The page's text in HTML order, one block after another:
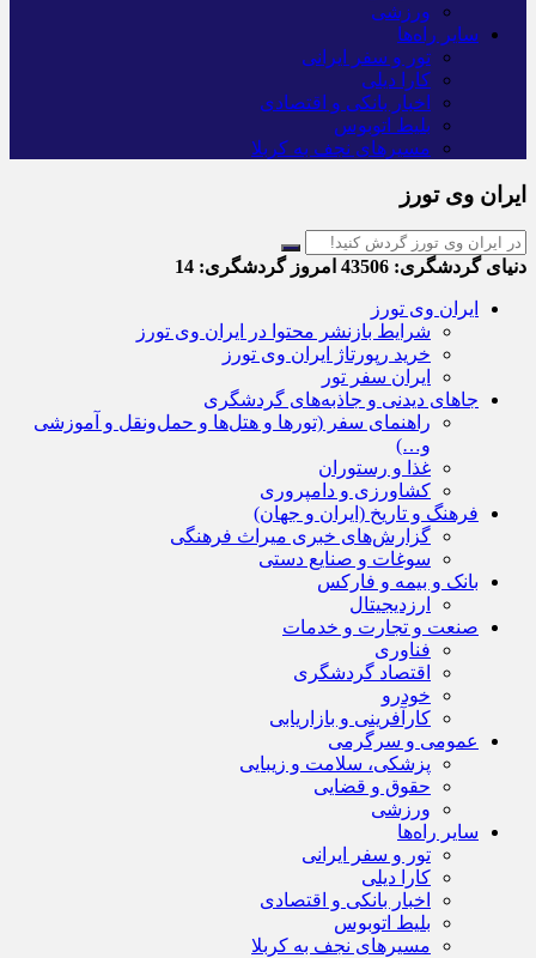
ورزشی
سایر راه‌ها
تور و سفر ایرانی
کارا دیلی
اخبار بانکی و اقتصادی
بلیط اتوبوس
مسیرهای نجف به کربلا
ایران وی تورز
دنیای گردشگری: امروز گردشگری:
ایران وی تورز
شرایط بازنشر محتوا در ایران وی تورز
خرید رپورتاژ ایران وی تورز
ایران سفر تور
جاهای دیدنی و جاذبه‌های گردشگری
راهنمای سفر (تورها و هتل‌ها و حمل‌و‌نقل و آموزشی
و…)
غذا و رستوران
کشاورزی و دامپروری
فرهنگ و تاریخ (ایران و جهان)
گزارش‌های خبری میراث فرهنگی
سوغات و صنایع دستی
بانک و بیمه و فارکس
ارزدیجیتال
صنعت و تجارت و خدمات
فناوری
اقتصاد گردشگری
خودرو
کارآفرینی و بازاریابی
عمومی و سرگرمی
پزشکی، سلامت و زیبایی
حقوق و قضایی
ورزشی
سایر راه‌ها
تور و سفر ایرانی
کارا دیلی
اخبار بانکی و اقتصادی
بلیط اتوبوس
مسیرهای نجف به کربلا